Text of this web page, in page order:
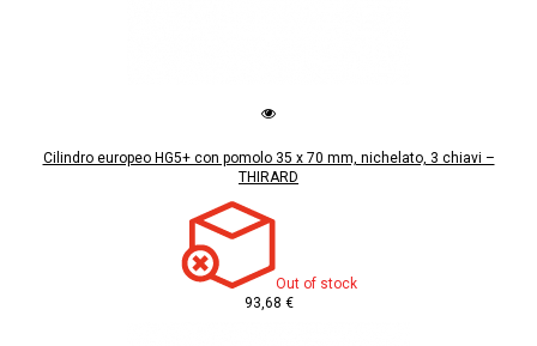
Cilindro europeo HG5+ con pomolo 35 x 70 mm, nichelato, 3 chiavi –
THIRARD
Out of stock
93,68 €